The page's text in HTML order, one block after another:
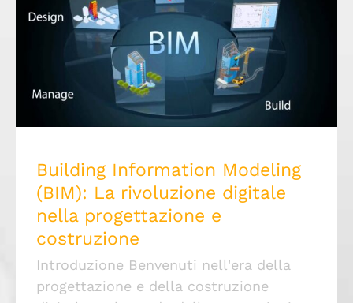
Building Information Modeling (BIM): La
rivoluzione digitale nella progettazione e
costruzione
Building Information Modeling
(BIM): La rivoluzione digitale
nella progettazione e
costruzione
Introduzione Benvenuti nell'era della
progettazione e della costruzione